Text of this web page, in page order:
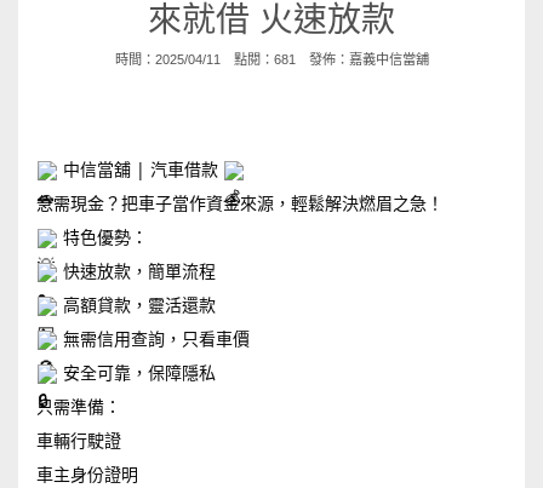
來就借 火速放款
時間：2025/04/11 點閱：681 發佈： 嘉義中信當舖
中信當舖 | 汽車借款
急需現金？把車子當作資金來源，輕鬆解決燃眉之急！
特色優勢：
快速放款，簡單流程
高額貸款，靈活還款
無需信用查詢，只看車價
安全可靠，保障隱私
只需準備：
車輛行駛證
車主身份證明